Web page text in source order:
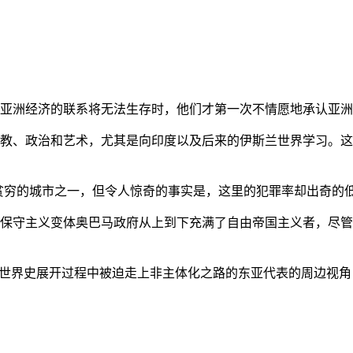
洲经济的联系将无法生存时，他们才第一次不情愿地承认亚
、政治和艺术，尤其是向印度以及后来的伊斯兰世界学习。
的城市之一，但令人惊奇的事实是，这里的犯罪率却出奇的
守主义变体奥巴马政府从上到下充满了自由帝国主义者，尽
界史展开过程中被迫走上非主体化之路的东亚代表的周边视